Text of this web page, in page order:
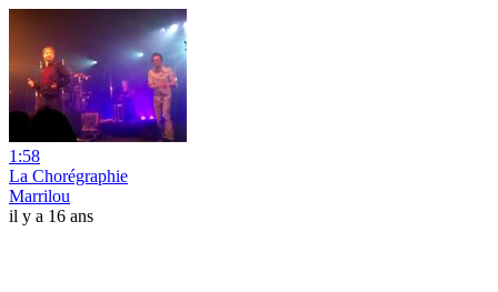
1:58
La Chorégraphie
Marrilou
il y a 16 ans